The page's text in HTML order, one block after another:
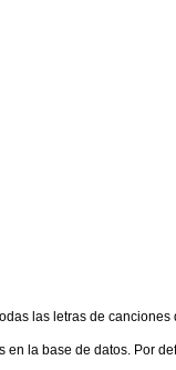
las letras de canciones
en la base de datos. Por